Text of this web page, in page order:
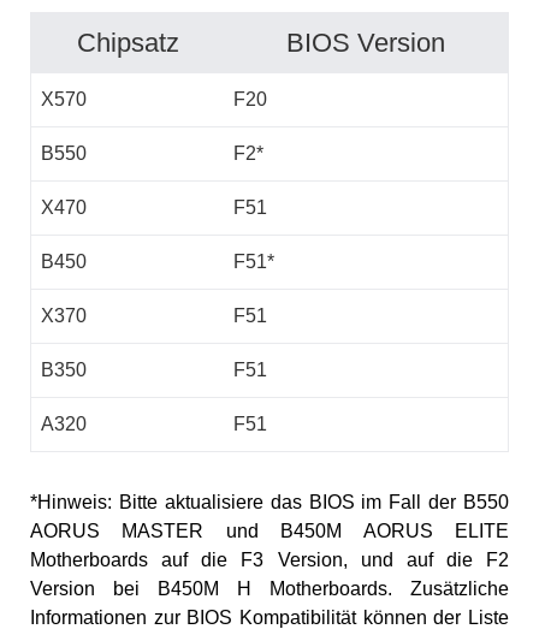
Chipsatz BIOS Version
X570 F20
B550 F2*
X470 F51
B450 F51*
X370 F51
B350 F51
A320 F51
*Hinweis: Bitte aktualisiere das BIOS im Fall der B550
AORUS MASTER und B450M AORUS ELITE
Motherboards auf die F3 Version, und auf die F2
Version bei B450M H Motherboards. Zusätzliche
Informationen zur BIOS Kompatibilität können der Liste